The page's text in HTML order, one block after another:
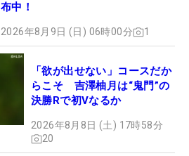
布中！
2026年8月9日 (日) 06時00分 1
「欲が出せない」コースだか
らこそ 吉澤柚月は“鬼門”の
決勝Rで初Vなるか
2026年8月8日 (土) 17時58分
20